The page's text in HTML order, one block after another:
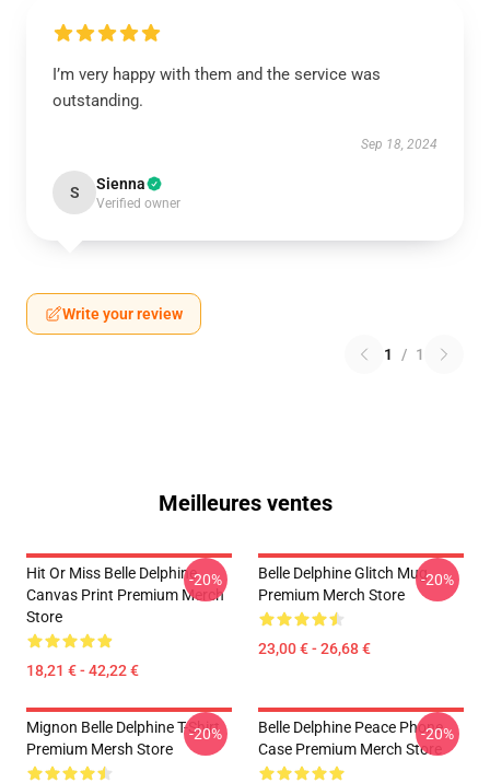
I’m very happy with them and the service was
outstanding.
Sep 18, 2024
S Sienna
Verified owner
Write your review
1 / 1
Meilleures ventes
Hit Or Miss Belle Delphine
Canvas Print Premium Merch
Store
18,21 € - 42,22 €
-20%
Belle Delphine Glitch Mug
Premium Merch Store
23,00 € - 26,68 €
-20%
Mignon Belle Delphine T-Shirt
Premium Mersh Store
-20%
Belle Delphine Peace Phone
Case Premium Merch Store
-20%